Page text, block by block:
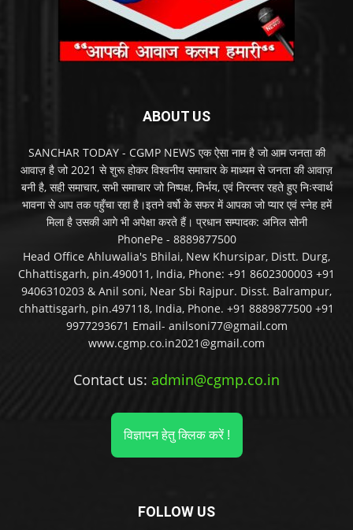
ABOUT US
SANCHAR TODAY - CGMP NEWS एक ऐसा नाम है जो आम जनता की
आवाज़ है जो 2021 से शुरू होकर विश्वनीय समाचार के माध्यम से जनता की आवाज़
बनी है, सही समाचार, सभी समाचार जो निष्पक्ष, निर्भय, एवं निरन्तर रहते हुए निःस्वार्थ
भावना से आप तक पहुँचा रहा है।इतने वर्षो के सफर में आपका जो प्यार एवं स्नेह हमें
मिला है उसकी आगे भी अपेक्षा करते हैं। प्रधान सम्पादक: अनिल सोनी
PhonePe - 8889877500
Head Office Ahluwalia's Bhilai, New Khursipar, Distt. Durg,
Chhattisgarh, pin.490011, India, Phone: +91 8602300003 +91
9406310203 & Anil soni, Near Sbi Rajpur. Disst. Balrampur,
chhattisgarh, pin.497118, India, Phone. +91 8889877500 +91
9977293671 Email- anilsoni77@gmail.com
www.cgmp.co.in2021@gmail.com
Contact us: admin@cgmp.co.in
विज्ञापन हेतु क्लिक करें !
FOLLOW US